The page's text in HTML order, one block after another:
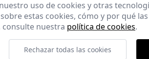
uso de cookies y otras
estas cookies, cómo y por qué
nuestra política de cookies.
Rechazar todas las cookies